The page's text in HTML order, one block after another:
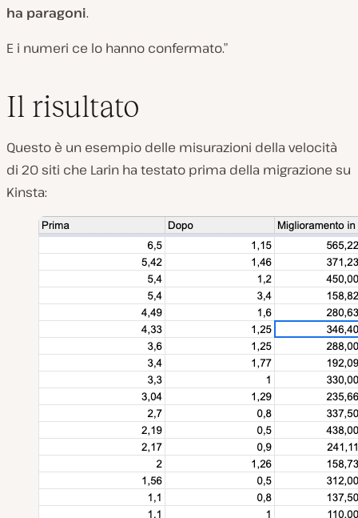
ha paragoni.
E i numeri ce lo hanno confermato.”
Il risultato
Questo è un esempio delle misurazioni della velocità
di 20 siti che Larin ha testato prima della migrazione su
Kinsta: